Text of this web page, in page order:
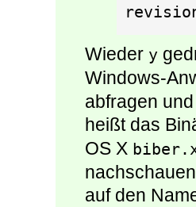
Wieder y
Windows-
abfragen
heißt das
OS X
auf den